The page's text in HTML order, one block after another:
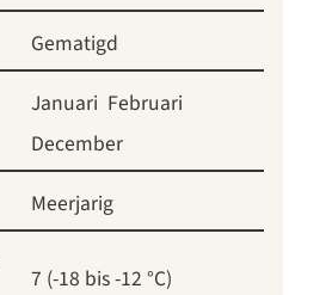
Gematigd
Januari Februari
December
Meerjarig
7 (-18 bis -12 °C)